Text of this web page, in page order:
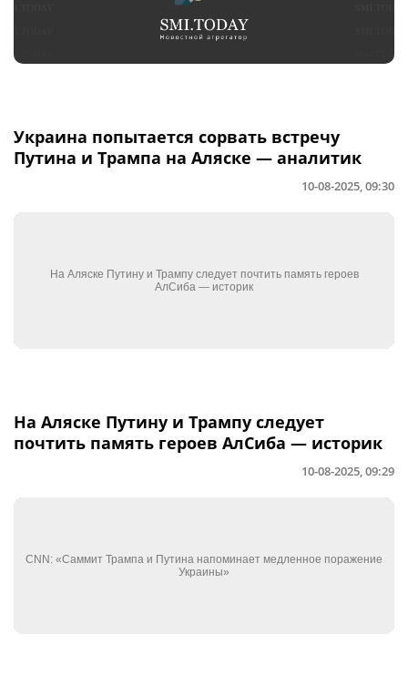
Украина попытается сорвать встречу
Путина и Трампа на Аляске — аналитик
10-08-2025, 09:30
На Аляске Путину и Трампу следует
почтить память героев АлСиба — историк
10-08-2025, 09:29